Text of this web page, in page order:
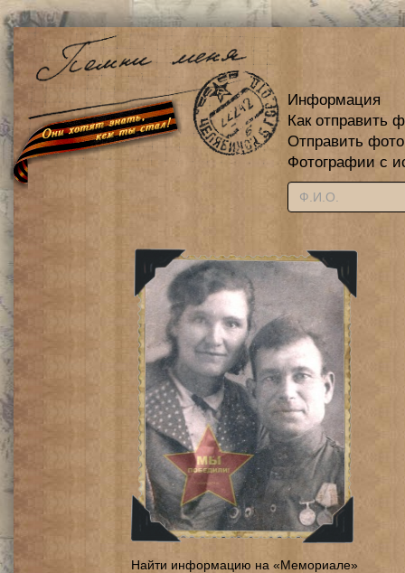
Информация
Как отправить
Отправить
Фотографии с
Найти информацию на «Мемориале»